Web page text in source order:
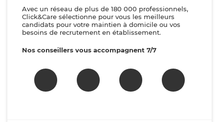
Avec un réseau de plus de 180 000 professionnels,
Click&Care sélectionne pour vous les meilleurs
candidats pour votre maintien à domicile ou vos
besoins de recrutement en établissement.
Nos conseillers vous accompagnent 7/7